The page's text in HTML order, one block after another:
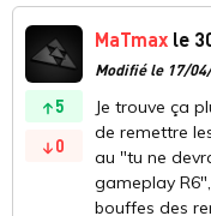
5
0
MaTmax le
Modifié le 17/
Je trouve ça
de remettre
au "tu ne
gameplay
bouffes des